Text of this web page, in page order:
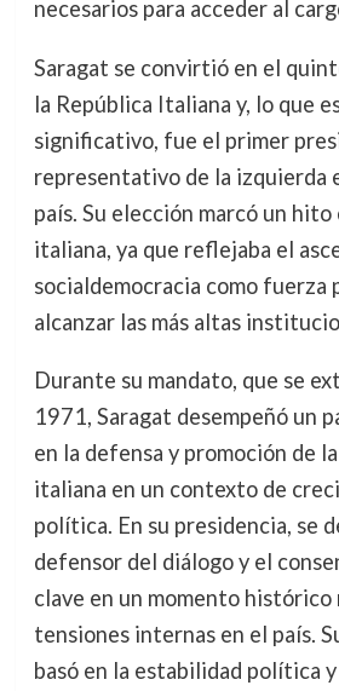
necesarios para acceder al
Saragat se convirtió en el
la República Italiana y, lo que
significativo, fue el primer
representativo de la izquierda
país. Su elección marcó un
italiana, ya que reflejaba el
socialdemocracia como fuerza
alcanzar las más altas
Durante su mandato, que se
1971, Saragat desempeñó un
en la defensa y promoción de
italiana en un contexto de
política. En su presidencia, se
defensor del diálogo y el
clave en un momento histórico
tensiones internas en el país.
basó en la estabilidad política